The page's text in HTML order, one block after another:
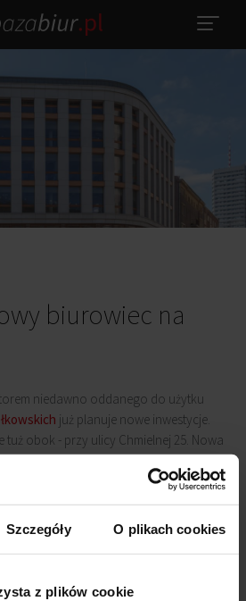
Szczegóły O plikach cookies
z plików cookie
biurowiec na
niedawno oddanego do użytku
już planuje nowe inwestycje.
obok - przy ulicy Chmielnej 25. Nowa
do wynajęcia około 3 800 mkw
około 1 800 mkw powierzchni
będzie wysoki na cztery piętra,
Inwestor posiada prawomocne